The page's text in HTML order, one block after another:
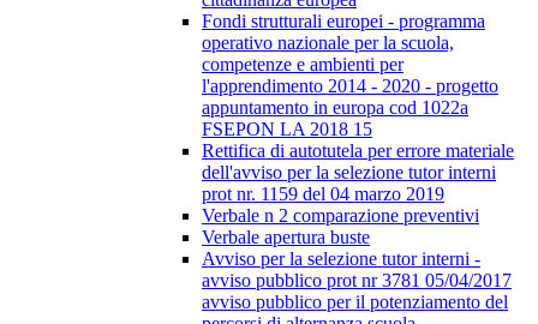
Fondi strutturali europei - programma
operativo nazionale per la scuola,
competenze e ambienti per
l'apprendimento 2014 - 2020 - progetto
appuntamento in europa cod 1022a
FSEPON LA 2018 15
Rettifica di autotutela per errore materiale
dell'avviso per la selezione tutor interni
prot nr. 1159 del 04 marzo 2019
Verbale n 2 comparazione preventivi
Verbale apertura buste
Avviso per la selezione tutor interni -
avviso pubblico prot nr 3781 05/04/2017
avviso pubblico per il potenziamento del